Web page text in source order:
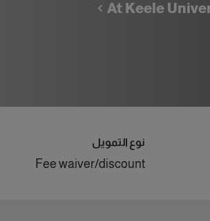
At Keele
نوع التمويل
Fee waiver/discount